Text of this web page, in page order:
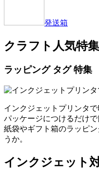
発送箱
クラフト人気特
ラッピング タグ 特集
インクジェットプリンタ
パッケージにつけるだけ
紙袋やギフト箱のラッピ
うか。
インクジェット